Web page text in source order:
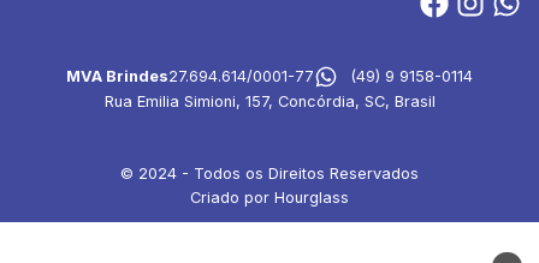
MVA Brindes27.694.614/0001-77
(49) 9 9158-0114
Rua Emilia Simioni, 157, Concórdia, SC, Brasil
© 2024 - Todos os Direitos Reservados
Criado por Hourglass